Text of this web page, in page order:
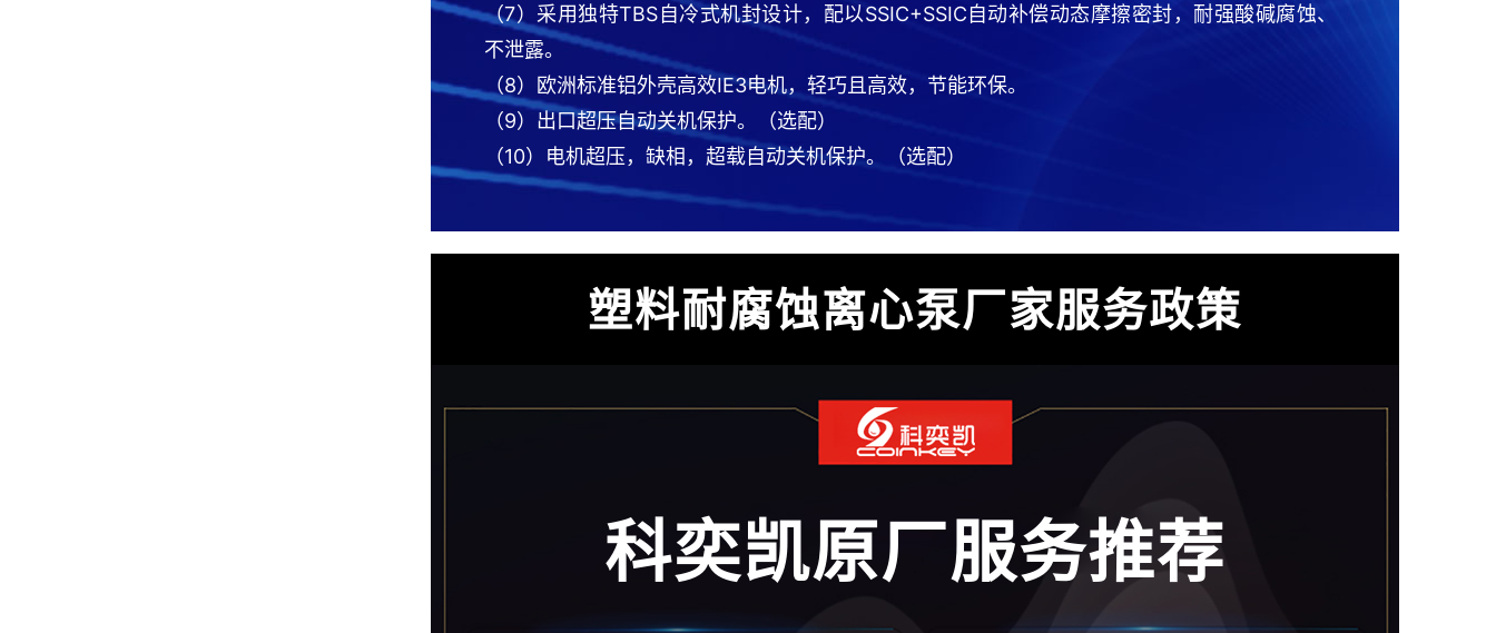
（7）采用独特TBS自冷式机封设计，配以SSIC+SSIC自动补偿动态摩擦密封，耐强酸碱腐蚀、
不泄露。
（8）欧洲标准铝外壳高效IE3电机，轻巧且高效，节能环保。
（9）出口超压自动关机保护。（选配）
（10）电机超压，缺相，超载自动关机保护。（选配）
塑料耐腐蚀离心泵厂家服务政策
科奕凯原厂服务推荐